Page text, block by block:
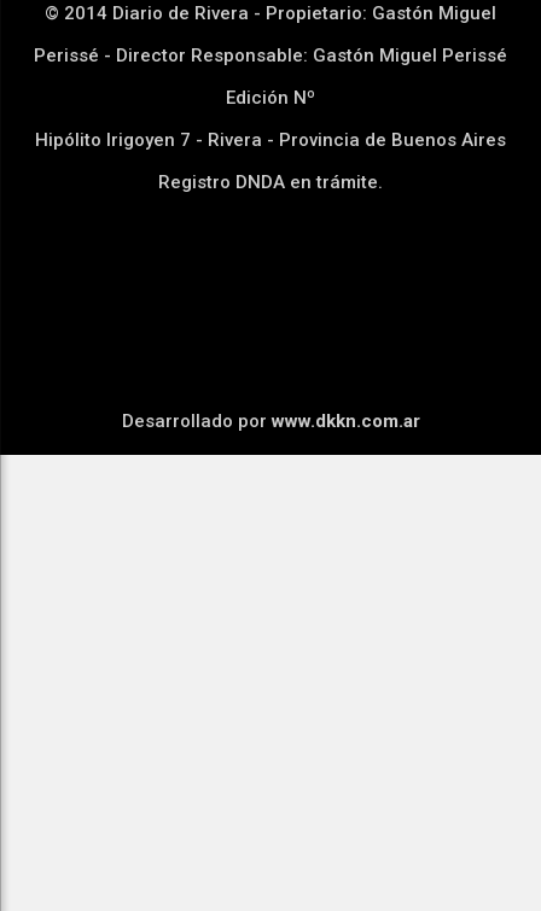
© 2014 Diario de Rivera - Propietario: Gastón Miguel
Perissé - Director Responsable: Gastón Miguel Perissé
Edición Nº
Hipólito Irigoyen 7 - Rivera - Provincia de Buenos Aires
Registro DNDA en trámite.